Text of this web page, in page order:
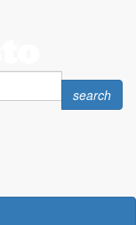
Search
search